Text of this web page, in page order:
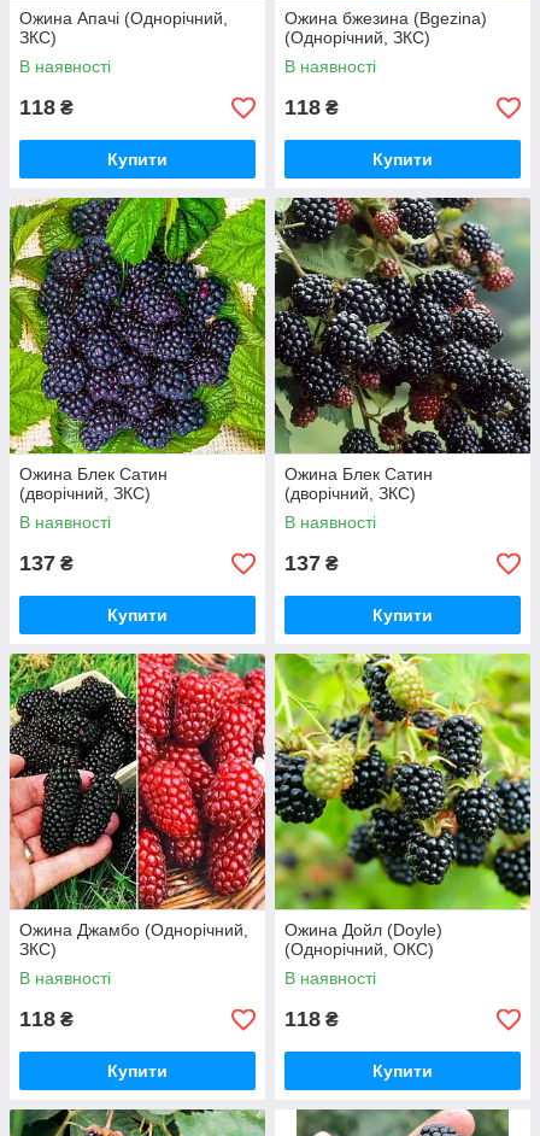
Ожина Апачі (Однорічний,
ЗКС)
В наявності
118 ₴
Купити
Ожина бжезина (Bgezina)
(Однорічний, ЗКС)
В наявності
118 ₴
Купити
Ожина Блек Сатин
(дворічний, ЗКС)
В наявності
137 ₴
Купити
Ожина Блек Сатин
(дворічний, ЗКС)
В наявності
137 ₴
Купити
Ожина Джамбо (Однорічний,
ЗКС)
В наявності
118 ₴
Купити
Ожина Дойл (Doyle)
(Однорічний, ОКС)
В наявності
118 ₴
Купити